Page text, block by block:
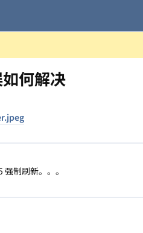
何解决
制刷新。。。